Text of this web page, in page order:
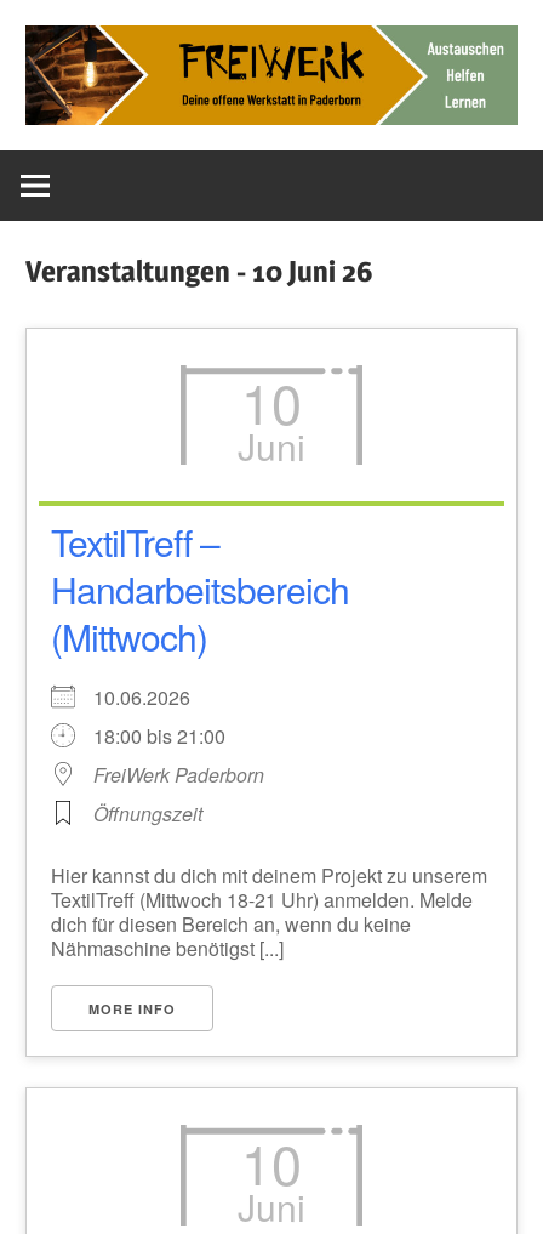
Inhalt
springen
FreiWerk
Paderborn
offene
Veranstaltungen - 10 Juni 26
10
Juni
TextilTreff –
Handarbeitsbereich
(Mittwoch)
10.06.2026
18:00 bis 21:00
FreiWerk Paderborn
Öffnungszeit
Hier kannst du dich mit deinem Projekt zu unserem
TextilTreff (Mittwoch 18-21 Uhr) anmelden. Melde
dich für diesen Bereich an, wenn du keine
Nähmaschine benötigst [...]
MORE INFO
10
Juni